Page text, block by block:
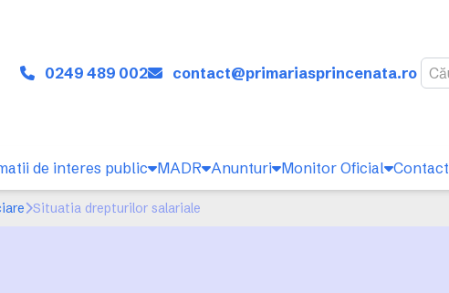
0249 489 002
contact@primariasprincenata.ro
de interes public MADR Anunturi Monitor Oficial Contact
Situatia drepturilor salariale